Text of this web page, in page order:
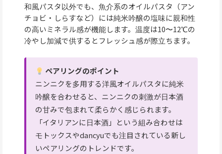
和風パスタ以外でも、魚介系のオイルパスタ（アン
チョビ・しらすなど）には純米吟醸の塩味に親和性
の高いミネラル感が機能します。温度は10〜12℃の
冷やし加減で供するとフレッシュ感が際立ちます。
ペアリングのポイント
ニンニクを多用する洋風オイルパスタに純米
吟醸を合わせると、ニンニクの刺激が日本酒
の甘みで包まれて柔らかく感じられます。
「イタリアンに日本酒」という組み合わせは
モトックスやdancyuでも注目されている新し
いペアリングのトレンドです。